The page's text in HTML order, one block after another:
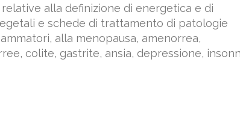
alla definizione di energetica e di
e schede di trattamento di patologie
alla menopausa, amenorrea,
colite, gastrite, ansia, depressione,